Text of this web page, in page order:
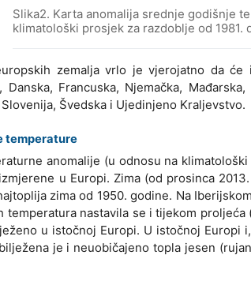
Slika2. Karta anomalija srednje godišnje
klimatološki prosjek za razdoblje od 1981.
zemalja vrlo je vjerojatno da
Danska, Francuska, Njemačka,
Švedska i Ujedinjeno Kraljevstvo.
temperature
anomalije (u odnosu na
u Europi. Zima (od prosinca
zima od 1950. godine. Na
temperatura nastavila se i tijekom
u istočnoj Europi. U istočnoj
je i neuobičajeno topla jesen